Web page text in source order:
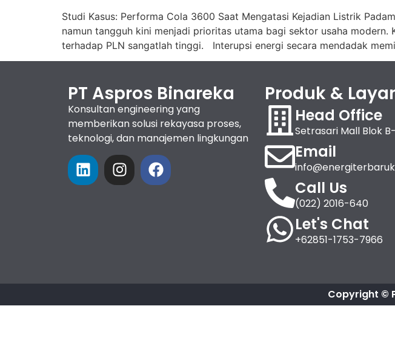
Studi Kasus: Performa Cola 3600 Saat Mengatasi Kejadian Listrik
namun tangguh kini menjadi prioritas utama bagi sektor usaha
terhadap PLN sangatlah tinggi. Interupsi energi secara mendadak
PT Aspros Binareka
Konsultan engineering yang
memberikan solusi rekayasa proses,
teknologi, dan manajemen lingkungan
Produk &
Head Office
Setrasari Mall Blok
Email
Call Us
(022) 2016-640
Let's Chat
+62851-1753-7966
Copyright ©